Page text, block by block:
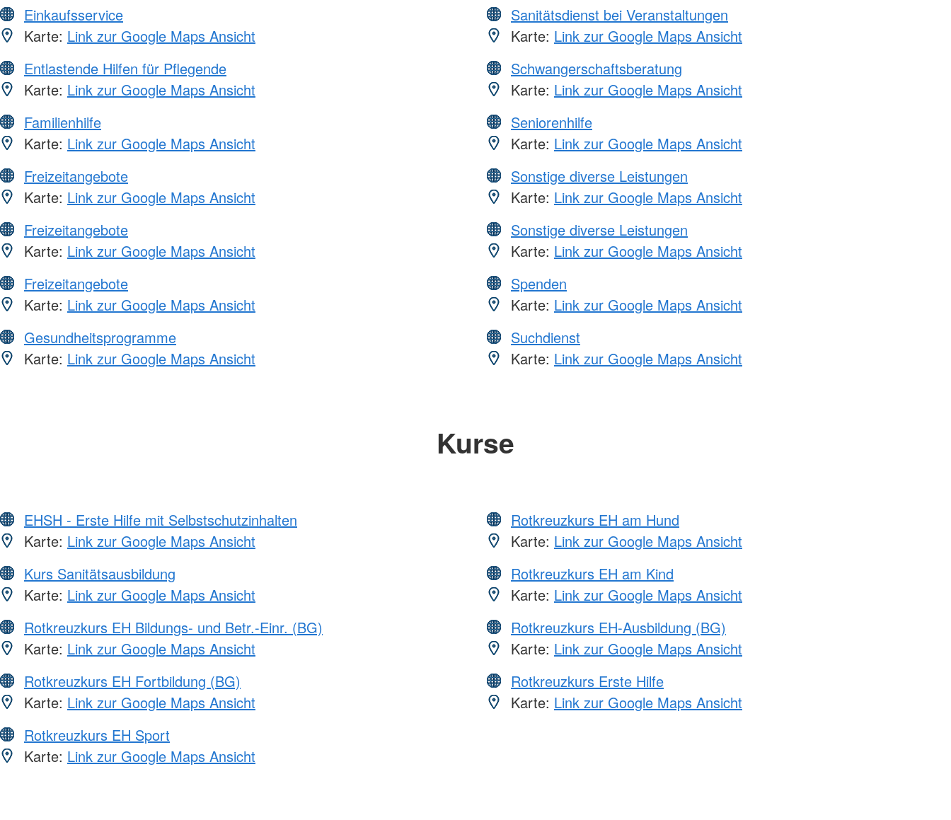
Einkaufsservice
Karte: Link zur Google Maps Ansicht
Entlastende Hilfen für Pflegende
Karte: Link zur Google Maps Ansicht
Familienhilfe
Karte: Link zur Google Maps Ansicht
Freizeitangebote
Karte: Link zur Google Maps Ansicht
Freizeitangebote
Karte: Link zur Google Maps Ansicht
Freizeitangebote
Karte: Link zur Google Maps Ansicht
Gesundheitsprogramme
Karte: Link zur Google Maps Ansicht
Sanitätsdienst bei Veranstaltungen
Karte: Link zur Google Maps Ansicht
Schwangerschaftsberatung
Karte: Link zur Google Maps Ansicht
Seniorenhilfe
Karte: Link zur Google Maps Ansicht
Sonstige diverse Leistungen
Karte: Link zur Google Maps Ansicht
Sonstige diverse Leistungen
Karte: Link zur Google Maps Ansicht
Spenden
Karte: Link zur Google Maps Ansicht
Suchdienst
Karte: Link zur Google Maps Ansicht
Kurse
EHSH - Erste Hilfe mit Selbstschutzinhalten
Karte: Link zur Google Maps Ansicht
Kurs Sanitätsausbildung
Karte: Link zur Google Maps Ansicht
Rotkreuzkurs EH Bildungs- und Betr.-Einr. (BG)
Karte: Link zur Google Maps Ansicht
Rotkreuzkurs EH Fortbildung (BG)
Karte: Link zur Google Maps Ansicht
Rotkreuzkurs EH Sport
Karte: Link zur Google Maps Ansicht
Rotkreuzkurs EH am Hund
Karte: Link zur Google Maps Ansicht
Rotkreuzkurs EH am Kind
Karte: Link zur Google Maps Ansicht
Rotkreuzkurs EH-Ausbildung (BG)
Karte: Link zur Google Maps Ansicht
Rotkreuzkurs Erste Hilfe
Karte: Link zur Google Maps Ansicht